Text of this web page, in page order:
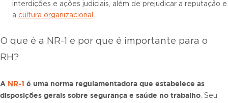
interdições e ações judiciais, além de prejudicar a reputação e
a cultura organizacional .
O que é a NR-1 e por que é importante para o
RH?
A NR-1 é uma norma regulamentadora que estabelece as
disposições gerais sobre segurança e saúde no trabalho. Seu